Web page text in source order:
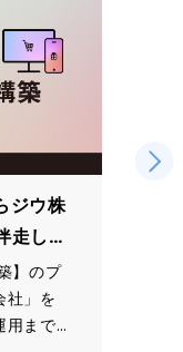
ジウ株
走して
】のプ
社」を
用まで